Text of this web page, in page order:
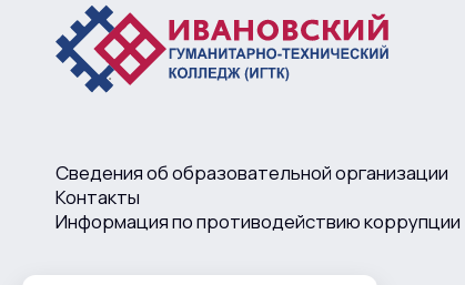
Сведения об образовательной организации
Контакты
Информация по противодействию коррупции